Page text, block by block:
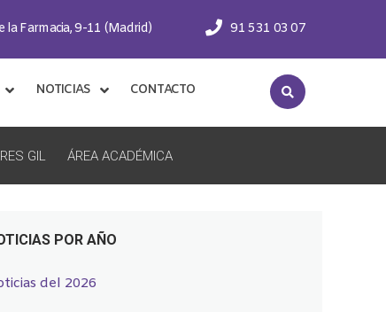
la Farmacia, 9-11 (Madrid) 91 531 03 07
NOTICIAS CONTACTO
GIL ÁREA ACADÉMICA
POR AÑO
del 2026